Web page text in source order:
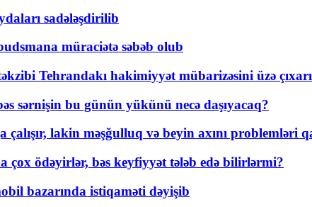
sadələşdirilib
müraciətə səbəb olub
Tehrandakı hakimiyyət mübarizəsini üzə
sərnişin bu günün yükünü necə daşıyacaq?
lakin məşğulluq və beyin axını problemləri
çox ödəyirlər, bəs keyfiyyət tələb edə bilirlərmi?
bazarında istiqaməti dəyişib